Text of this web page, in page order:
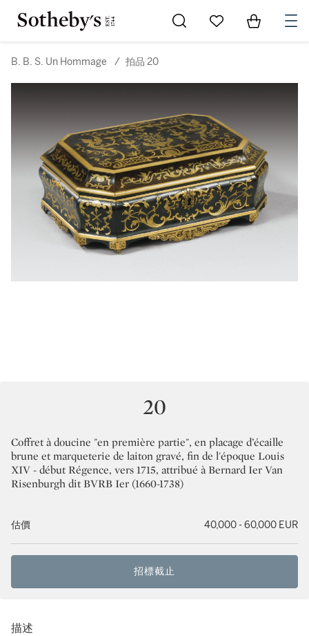
Go to My Favorites
Items in
B. B. S. Un Hommage / 拍品 20
20
Coffret à doucine "en première partie", en placage d’écaille
brune et marqueterie de laiton gravé, fin de l'époque Louis
XIV - début Régence, vers 1715, attribué à Bernard Ier Van
Risenburgh dit BVRB Ier (1660-1738)
估價 40,000 - 60,000 EUR
招標截止
描述